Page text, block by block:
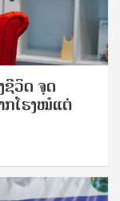
ຊີວິດ ຈຸດ
ກໂຮງໝໍແຕ່